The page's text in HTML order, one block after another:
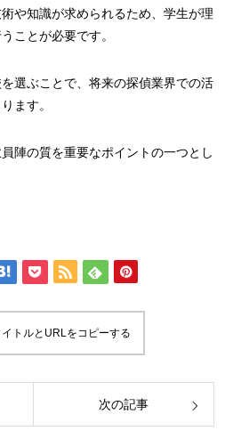
や知識が求められるため、学生が理
ことが必要です。
選ぶことで、将来の探偵業界での活
ます。
陣の質を重要なポイントの一つとし
トルとURLをコピーする
次の記事